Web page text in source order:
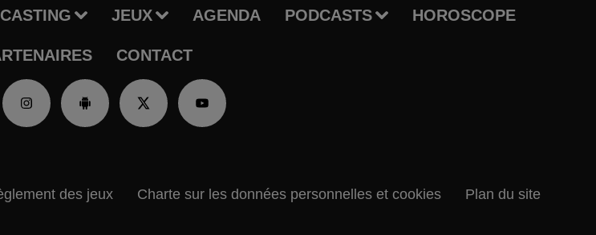
CASTING JEUX AGENDA PODCASTS HOROSCOPE
CONTACT
des jeux Charte sur les données personnelles et cookies Plan du site